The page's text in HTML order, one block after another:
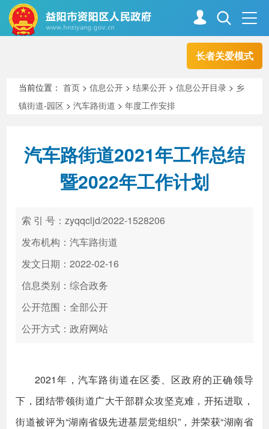
长者关爱模式
走进资阳
新闻中心 解读回应
政务服务
高效办成一件事
当前位置：首页 >信息公开 >结果公开 >信息公开目录 > 乡
镇街道-园区 >汽车路街道 >年度工作安排
汽车路街道2021年工作总结
暨2022年工作计划
索 引 号：zyqqcljd/2022-1528206
发布机构：汽车路街道
发文日期：2022-02-16
信息类别：综合政务
公开范围：全部公开
公开方式：政府网站
2021年，汽车路街道在区委、区政府的正确领导
下，团结带领街道广大干部群众攻坚克难，开拓进取，
街道被评为“湖南省级先进基层党组织”，并荣获“湖南省